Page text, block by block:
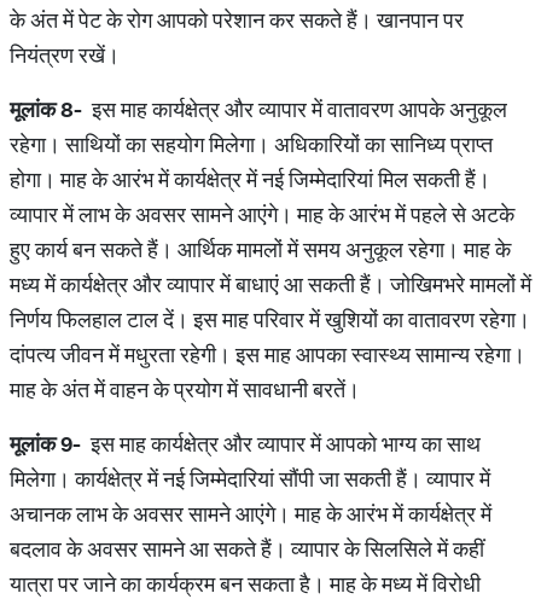
के अंत में पेट के रोग आपको परेशान कर सकते हैं। खानपान पर
नियंत्रण रखें।
मूलांक8-इस माह कार्यक्षेत्र और व्यापार में वातावरण आपके अनुकूल
रहेगा। साथियों का सहयोग मिलेगा। अधिकारियों का सानिध्य प्राप्त
होगा। माह के आरंभ में कार्यक्षेत्र में नई जिम्मेदारियां मिल सकती हैं।
व्यापार में लाभ के अवसर सामने आएंगे। माह के आरंभ में पहले से अटके
हुए कार्य बन सकते हैं। आर्थिक मामलों में समय अनुकूल रहेगा। माह के
मध्य में कार्यक्षेत्र और व्यापार में बाधाएं आ सकती हैं। जोखिमभरे मामलों में
निर्णय फिलहाल टाल दें। इस माह परिवार में खुशियों का वातावरण रहेगा।
दांपत्य जीवन में मधुरता रहेगी। इस माह आपका स्वास्थ्य सामान्य रहेगा।
माह के अंत में वाहन के प्रयोग में सावधानी बरतें।
मूलांक9- इस माह कार्यक्षेत्र और व्यापार में आपको भाग्य का साथ
मिलेगा। कार्यक्षेत्र में नई जिम्मेदारियां सौंपी जा सकती हैं। व्यापार में
अचानक लाभ के अवसर सामने आएंगे। माह के आरंभ में कार्यक्षेत्र में
बदलाव के अवसर सामने आ सकते हैं। व्यापार के सिलसिले में कहीं
यात्रा पर जाने का कार्यक्रम बन सकता है। माह के मध्य में विरोधी